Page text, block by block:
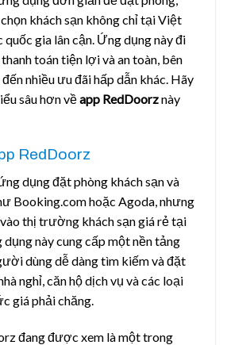
khách sạn không chỉ tại Việt
quốc gia lân cận. Ứng dụng này đi
toán tiện lợi và an toàn, bên
nhiều ưu đãi hấp dẫn khác. Hãy
sâu hơn vềapp RedDoorznày
RedDoorz
dụng đặt phòng khách sạn và
Booking.com hoặc Agoda, nhưng
thị trường khách sạn giá rẻ tại
này cung cấp một nền tảng
dùng dễ dàng tìm kiếm và đặt
nghỉ, căn hộ dịch vụ và các loại
giá phải chăng.
đang được xem là một trong